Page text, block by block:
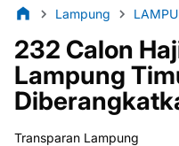
Lampung
232 Calon
Lampung
Transparan Lampung